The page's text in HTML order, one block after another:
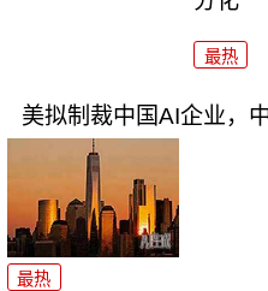
最热
美拟制裁中国AI企业，
最热